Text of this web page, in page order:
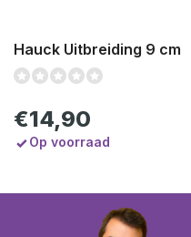
Hauck Uitbreiding 9 cm
€14,90
Op voorraad